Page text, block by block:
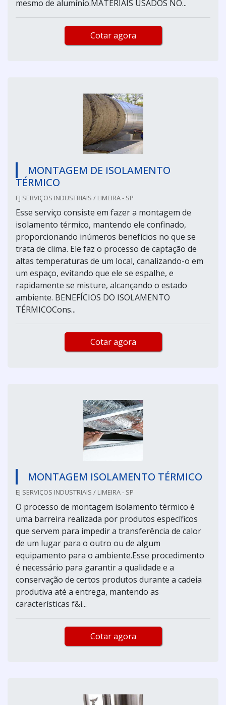
mesmo de alumínio.MATERIAIS USADOS NO...
Cotar agora
MONTAGEM DE ISOLAMENTO
TÉRMICO
EJ SERVIÇOS INDUSTRIAIS / LIMEIRA - SP
Esse serviço consiste em fazer a montagem de
isolamento térmico, mantendo ele confinado,
proporcionando inúmeros benefícios no que se
trata de clima. Ele faz o processo de captação de
altas temperaturas de um local, canalizando-o em
um espaço, evitando que ele se espalhe, e
rapidamente se misture, alcançando o estado
ambiente. BENEFÍCIOS DO ISOLAMENTO
TÉRMICOCons...
Cotar agora
MONTAGEM ISOLAMENTO TÉRMICO
EJ SERVIÇOS INDUSTRIAIS / LIMEIRA - SP
O processo de montagem isolamento térmico é
uma barreira realizada por produtos específicos
que servem para impedir a transferência de calor
de um lugar para o outro ou de algum
equipamento para o ambiente.Esse procedimento
é necessário para garantir a qualidade e a
conservação de certos produtos durante a cadeia
produtiva até a entrega, mantendo as
características f&i...
Cotar agora